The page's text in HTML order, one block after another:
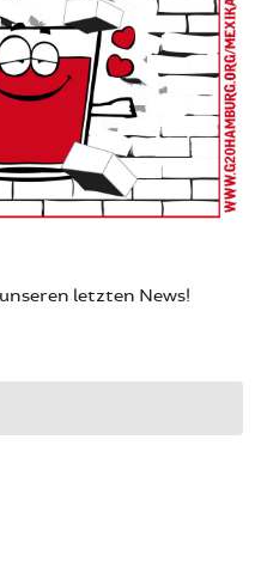
letzten News!